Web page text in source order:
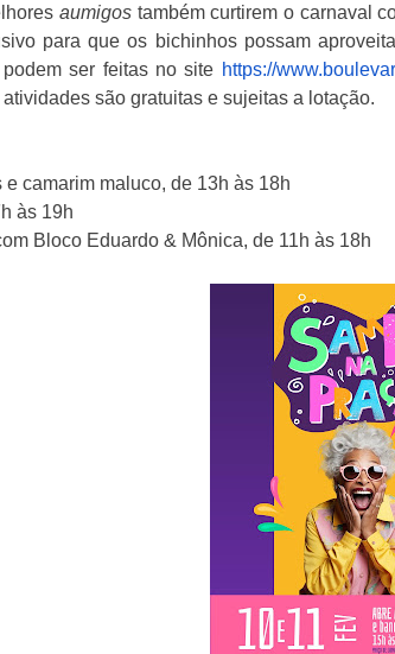
aumigostambém curtirem o carnaval
para que os bichinhos possam
ser feitas no site https://
são gratuitas e sujeitas a lotação.
e camarim maluco, de 13h às 18h
às 19h
Bloco Eduardo & Mônica, de 11h às 18h